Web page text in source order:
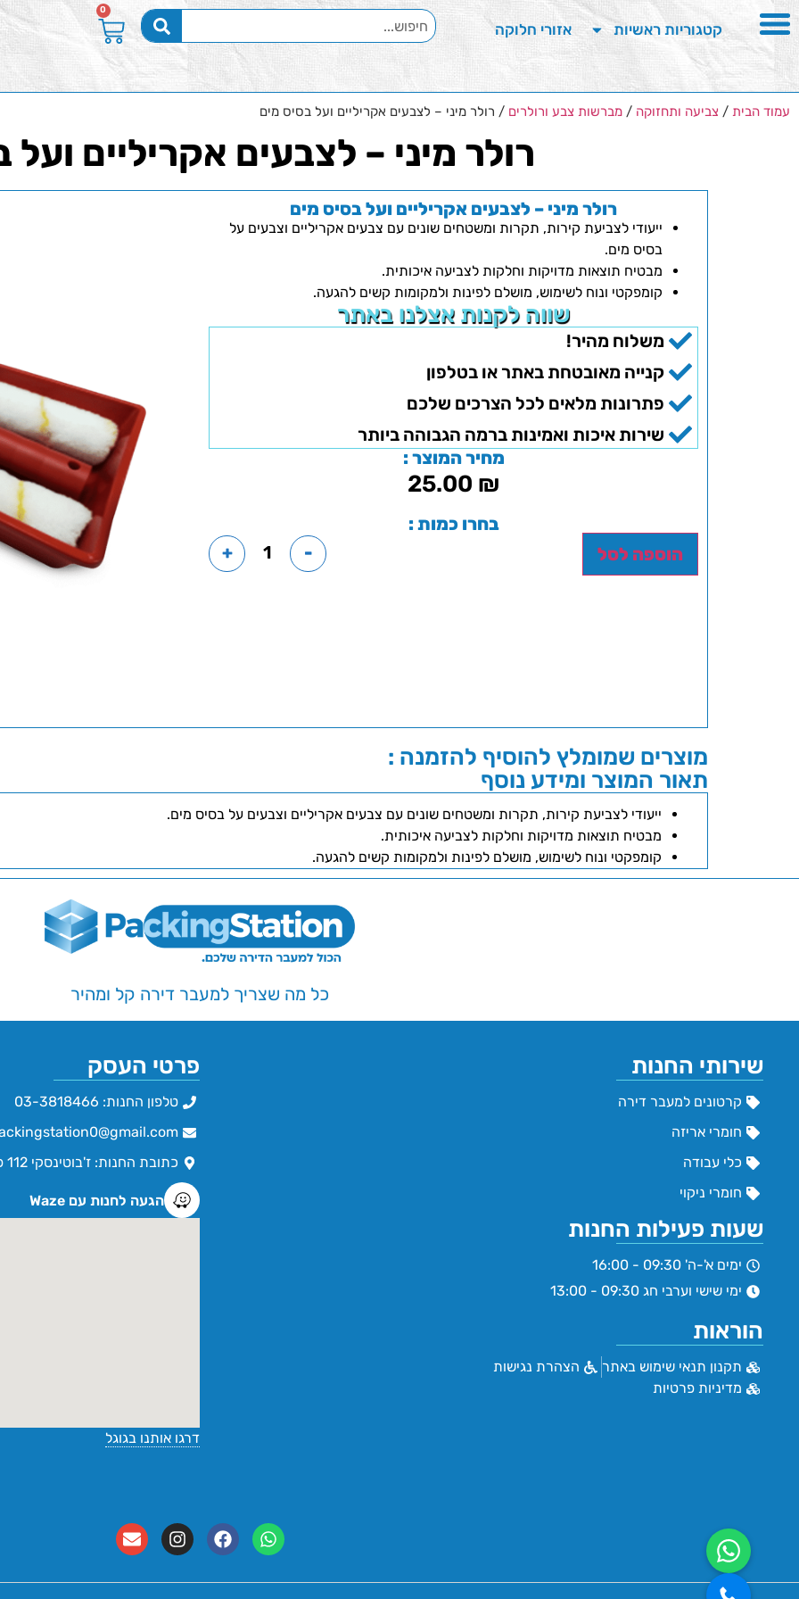
קטגוריות ראשיות אזורי חלוקה
0
עמוד הבית / צביעה ותחזוקה / מברשות צבע ורולרים / רולר מיני – לצבעים אקריליים ועל בסיס מים
רולר מיני – לצבעים אקריליים
רולר מיני – לצבעים אקריליים ועל בסיס מים
ייעודי לצביעת קירות, תקרות ומשטחים שונים עם צבעים אקריליים וצבעים על
בסיס מים.
מבטיח תוצאות מדויקות וחלקות לצביעה איכותית.
קומפקטי ונוח לשימוש, מושלם לפינות ולמקומות קשים להגעה.
שווה לקנות אצלנו באתר
משלוח מהיר!
קנייה מאובטחת באתר או בטלפון
פתרונות מלאים לכל הצרכים שלכם
שירות איכות ואמינות ברמה הגבוהה ביותר
מחיר המוצר :
25.00 ₪
בחרו כמות :
-
+ הוספה לסל
מוצרים שמומלץ להוסיף להזמנה :
תאור המוצר ומידע נוסף
ייעודי לצביעת קירות, תקרות ומשטחים שונים עם צבעים אקריליים וצבעים על בסיס מים.
מבטיח תוצאות מדויקות וחלקות לצביעה איכותית.
קומפקטי ונוח לשימוש, מושלם לפינות ולמקומות קשים להגעה.
כל מה שצריך למעבר דירה קל ומהיר
שירותי החנות
קרטונים למעבר דירה
חומרי אריזה
כלי עבודה
חומרי ניקוי
פרטי העסק
טלפון החנות: 03-3818466
כתובת החנות: ז'בוטינסקי 112 פתח תקווה
הגעה לחנות עם Waze
שעות פעילות החנות
ימים א'-ה' 09:30 - 16:00
ימי שישי וערבי חג 09:30 - 13:00
הוראות
תקנון תנאי שימוש באתר
הצהרת נגישות
מדיניות פרטיות
דרגו אותנו בגוגל